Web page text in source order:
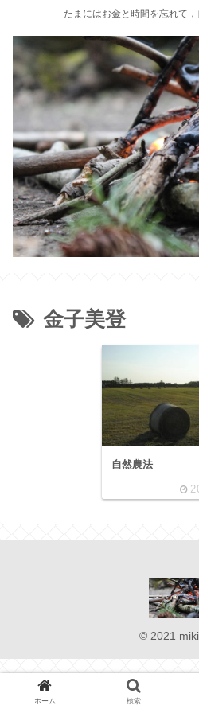
たまにはお金と時間を忘れて
金子美登
自然農法
© 2021
ホーム 検索